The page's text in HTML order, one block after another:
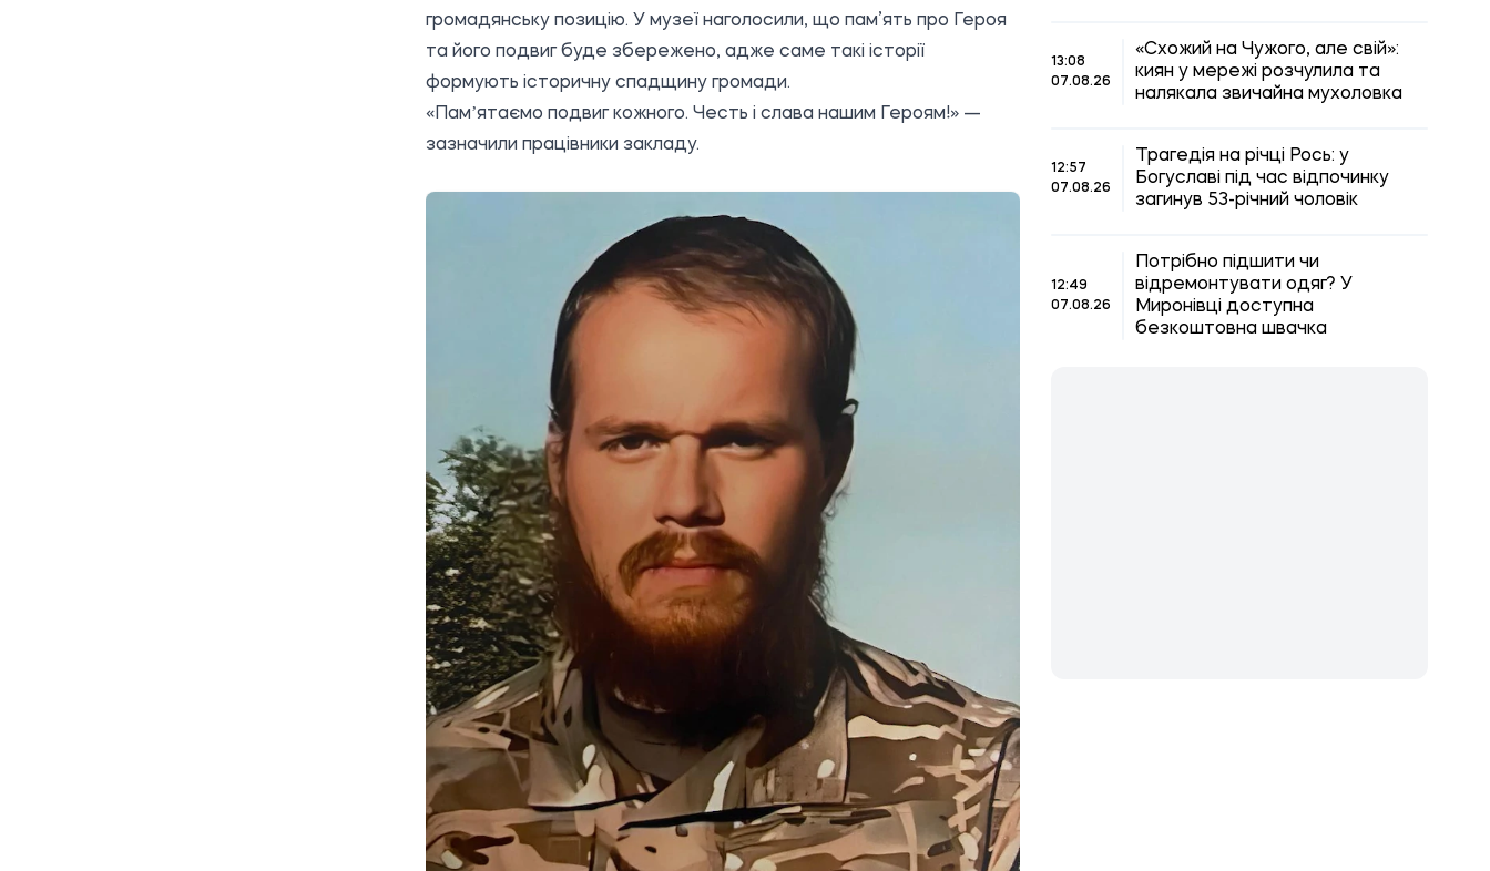
громадянську позицію. У музеї наголосили, що пам’ять про Героя
та його подвиг буде збережено, адже саме такі історії
формують історичну спадщину громади.
«Памʼятаємо подвиг кожного. Честь і слава нашим Героям!» —
зазначили працівники закладу.
13:08
07.08.26
«Схожий на Чужого, але свій»:
киян у мережі розчулила та
налякала звичайна мухоловка
12:57
07.08.26
Трагедія на річці Рось: у
Богуславі під час відпочинку
загинув 53-річний чоловік
12:49
07.08.26
Потрібно підшити чи
відремонтувати одяг? У
Миронівці доступна
безкоштовна швачка